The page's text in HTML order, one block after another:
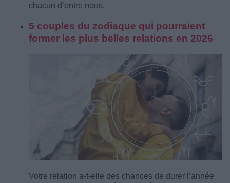
chacun d’entre nous.
5 couples du zodiaque qui pourraient
former les plus belles relations en 2026
Votre relation a-t-elle des chances de durer l’année